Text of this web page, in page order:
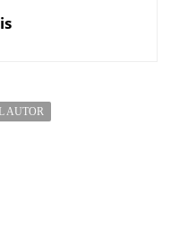
AUTOR